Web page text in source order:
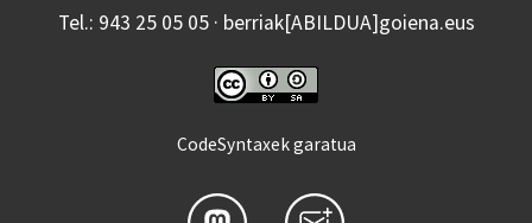
Tel.: 943 25 05 05 · berriak[ABILDUA]goiena.eus
CodeSyntaxek garatua